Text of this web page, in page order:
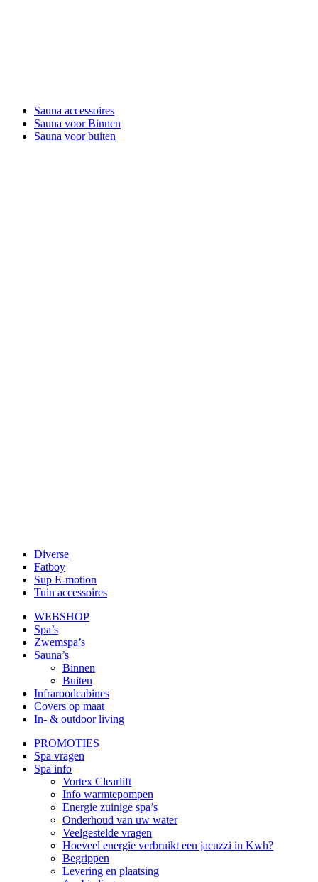
Sauna accessoires
Sauna voor Binnen
Sauna voor buiten
Diverse
Fatboy
Sup E-motion
Tuin accessoires
WEBSHOP
Spa’s
Zwemspa’s
Sauna’s
Binnen
Buiten
Infraroodcabines
Covers op maat
In- & outdoor living
PROMOTIES
Spa vragen
Spa info
Vortex Clearlift
Info warmtepompen
Energie zuinige spa’s
Onderhoud van uw water
Veelgestelde vragen
Hoeveel energie verbruikt een jacuzzi in Kwh?
Begrippen
Levering en plaatsing